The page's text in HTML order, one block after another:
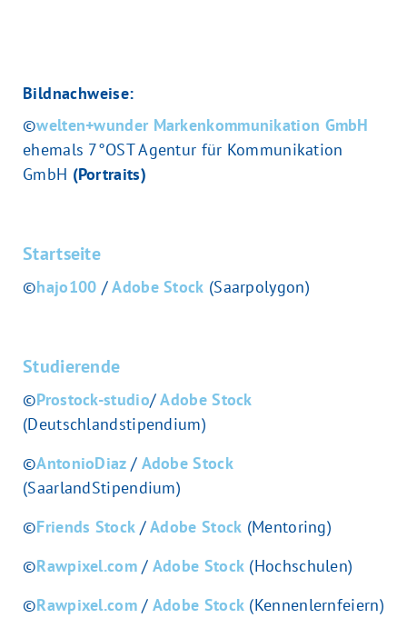
Bildnachweise:
©welten+wunder Markenkommunikation GmbH
ehemals 7°OST Agentur für Kommunikation
GmbH (Portraits)
Startseite
©hajo100 /Adobe Stock (Saarpolygon)
Studierende
©Prostock-studio/Adobe Stock
(Deutschlandstipendium)
©AntonioDiaz / Adobe Stock
(SaarlandStipendium)
©Friends Stock /Adobe Stock (Mentoring)
©Rawpixel.com/ Adobe Stock (Hochschulen)
©Rawpixel.com/ Adobe Stock (Kennenlernfeiern)